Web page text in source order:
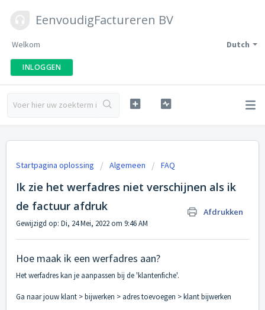
EenvoudigFactureren BV
Dutch
Welkom
INLOGGEN
Startpagina oplossing Algemeen FAQ
Ik zie het werfadres niet verschijnen als ik
de factuur afdruk
Afdrukken
Gewijzigd op: Di, 24 Mei, 2022 om 9:46 AM
Hoe maak ik een werfadres aan?
Het werfadres kan je aanpassen bij de 'klantenfiche'.
Ga naar jouw klant > bijwerken > adres toevoegen > klant bijwerken